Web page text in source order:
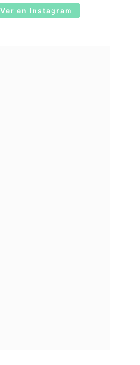
Ver en Instagram